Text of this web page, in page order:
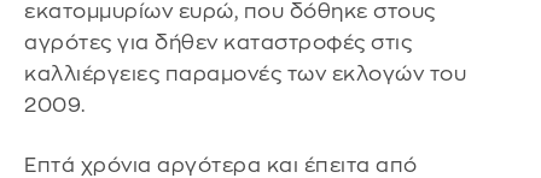
εκατομμυρίων ευρώ, που δόθηκε στους
αγρότες για δήθεν καταστροφές στις
καλλιέργειες παραμονές των εκλογών του
2009.
Επτά χρόνια αργότερα και έπειτα από